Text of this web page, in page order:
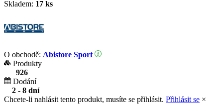
Skladem: 17 ks
O obchodě: Abistore Sport
Produkty
926
Dodání
2 - 8 dní
Chcete-li nahlásit tento produkt, musíte se přihlásit. Přihlásit se ×